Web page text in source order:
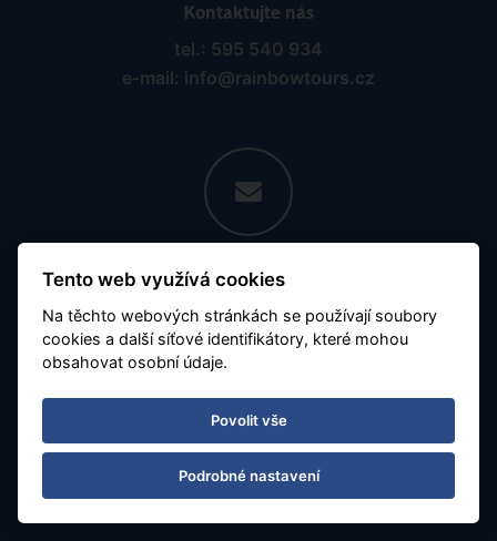
Kontaktujte nás
tel.: 595 540 934
e-mail: info@rainbowtours.cz
702 00 Ostrava, Moravská Ostrava
Tento web využívá cookies
Na těchto webových stránkách se používají soubory
cookies a další síťové identifikátory, které mohou
obsahovat osobní údaje.
Povolit vše
Podrobné nastavení